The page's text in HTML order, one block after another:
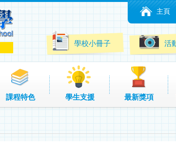
主頁
學校小冊子 活
課程特色 學生支援 最新獎項